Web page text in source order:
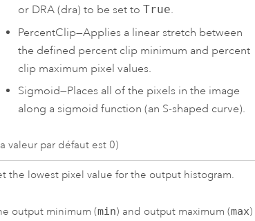
or DRA (dra) to be set to True.
PercentClip—Applies a linear stretch between
the defined percent clip minimum and percent
clip maximum pixel values.
Sigmoid—Places all of the pixels in the image
along a sigmoid function (an S-shaped curve).
valeur par défaut est 0)
the lowest pixel value for the output histogram.
output minimum (min) and output maximum (max)